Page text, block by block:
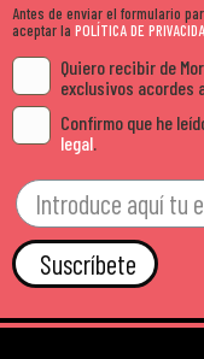
Antes de enviar el formulario
aceptar la POLÍTICA DE
Quiero recibir de
exclusivos acordes
Confirmo que he
legal.
Suscríbete